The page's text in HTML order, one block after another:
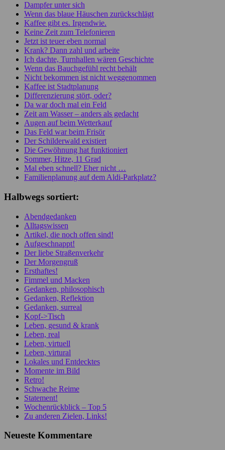
Dampfer unter sich
Wenn das blaue Häuschen zurückschlägt
Kaffee gibt es. Irgendwie.
Keine Zeit zum Telefonieren
Jetzt ist teuer eben normal
Krank? Dann zahl und arbeite
Ich dachte, Turnhallen wären Geschichte
Wenn das Bauchgefühl recht behält
Nicht bekommen ist nicht weggenommen
Kaffee ist Stadtplanung
Differenzierung stört, oder?
Da war doch mal ein Feld
Zeit am Wasser – anders als gedacht
Augen auf beim Wetterkauf
Das Feld war beim Frisör
Der Schilderwald existiert
Die Gewöhnung hat funktioniert
Sommer, Hitze, 11 Grad
Mal eben schnell? Eher nicht …
Familienplanung auf dem Aldi-Parkplatz?
Halbwegs sortiert:
Abendgedanken
Alltagswissen
Artikel, die noch offen sind!
Aufgeschnappt!
Der liebe Straßenverkehr
Der Morgengruß
Ersthaftes!
Fimmel und Macken
Gedanken, philosophisch
Gedanken, Reflektion
Gedanken, surreal
Kopf->Tisch
Leben, gesund & krank
Leben, real
Leben, virtuell
Leben, virtural
Lokales und Entdecktes
Momente im Bild
Retro!
Schwache Reime
Statement!
Wochenrückblick – Top 5
Zu anderen Zielen, Links!
Neueste Kommentare